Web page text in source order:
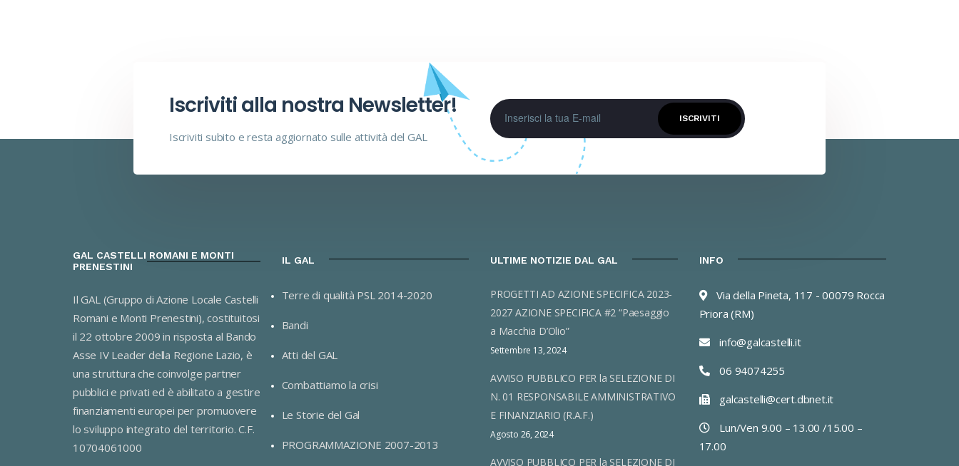
Iscriviti alla nostra Newsletter!
Iscriviti subito e resta aggiornato sulle attività del GAL
ISCRIVITI
GAL CASTELLI ROMANI E MONTI
PRENESTINI
Il GAL (Gruppo di Azione Locale Castelli
Romani e Monti Prenestini), costituitosi
il 22 ottobre 2009 in risposta al Bando
Asse IV Leader della Regione Lazio, è
una struttura che coinvolge partner
pubblici e privati ed è abilitato a gestire
finanziamenti europei per promuovere
lo sviluppo integrato del territorio. C.F.
10704061000
IL GAL
Terre di qualità PSL 2014-2020
Bandi
Atti del GAL
Combattiamo la crisi
Le Storie del Gal
PROGRAMMAZIONE 2007-2013
ULTIME NOTIZIE DAL GAL
PROGETTI AD AZIONE SPECIFICA 2023-
2027 AZIONE SPECIFICA #2 “Paesaggio
a Macchia D’Olio”
Settembre 13, 2024
AVVISO PUBBLICO PER la SELEZIONE DI
N. 01 RESPONSABILE AMMINISTRATIVO
E FINANZIARIO (R.A.F.)
Agosto 26, 2024
AVVISO PUBBLICO PER la SELEZIONE DI
INFO
Via della Pineta, 117 - 00079 Rocca
Priora (RM)
info@galcastelli.it
06 94074255
galcastelli@cert.dbnet.it
Lun/Ven 9.00 – 13.00 /15.00 –
17.00